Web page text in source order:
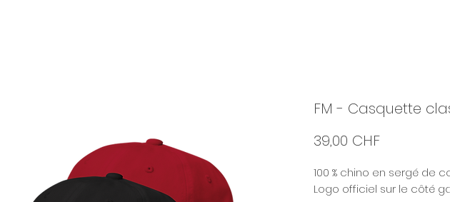
FM - Casquette
39,00 CHFPrix
100 % chino en sergé de
Logo officiel sur le côté